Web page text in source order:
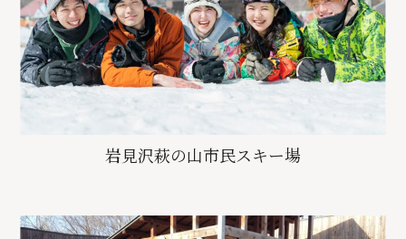
岩見沢萩の山市民スキー場